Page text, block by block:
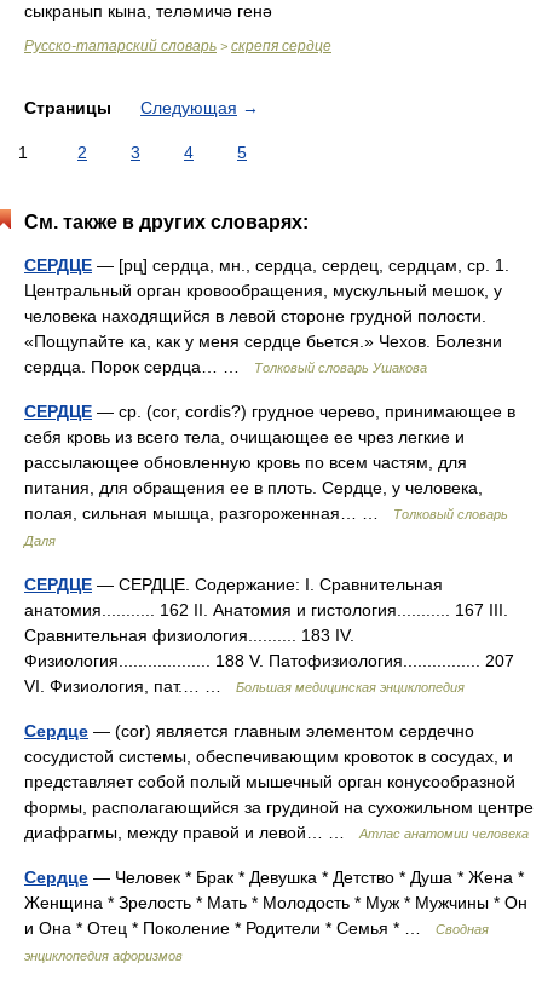
сыкранып кына, теләмичә генә
Русско-татарский словарь > скрепя сердце
Страницы Следующая →
1 2 3 4 5
См. также в других словарях:
СЕРДЦЕ — [рц] сердца, мн., сердца, сердец, сердцам, ср. 1.
Центральный орган кровообращения, мускульный мешок, у
человека находящийся в левой стороне грудной полости.
«Пощупайте ка, как у меня сердце бьется.» Чехов. Болезни
сердца. Порок сердца… …
Толковый словарь Ушакова
СЕРДЦЕ — ср. (cor, cordis?) грудное черево, принимающее в
себя кровь из всего тела, очищающее ее чрез легкие и
рассылающее обновленную кровь по всем частям, для
питания, для обращения ее в плоть. Сердце, у человека,
полая, сильная мышца, разгороженная… …
Толковый словарь
Даля
СЕРДЦЕ — СЕРДЦЕ. Содержание: I. Сравнительная
анатомия........... 162 II. Анатомия и гистология........... 167 III.
Сравнительная физиология.......... 183 IV.
Физиология................... 188 V. Патофизиология................ 207
VІ. Физиология, пат.… …
Большая медицинская энциклопедия
Сердце — (cor) является главным элементом сердечно
сосудистой системы, обеспечивающим кровоток в сосудах, и
представляет собой полый мышечный орган конусообразной
формы, располагающийся за грудиной на сухожильном центре
диафрагмы, между правой и левой… …
Атлас анатомии человека
Сердце — Человек * Брак * Девушка * Детство * Душа * Жена *
Женщина * Зрелость * Мать * Молодость * Муж * Мужчины * Он
и Она * Отец * Поколение * Родители * Семья * …
Сводная
энциклопедия афоризмов